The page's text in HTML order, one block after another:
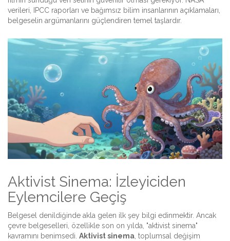
verileri, IPCC raporları ve bağımsız bilim insanlarının açıklamaları,
belgeselin argümanlarını güçlendiren temel taşlardır.
Aktivist Sinema: İzleyiciden
Eylemcilere Geçiş
Belgesel denildiğinde akla gelen ilk şey bilgi edinmektir. Ancak
çevre belgeselleri, özellikle son on yılda, "aktivist sinema"
kavramını benimsedi. Aktivist sinema, toplumsal değişim